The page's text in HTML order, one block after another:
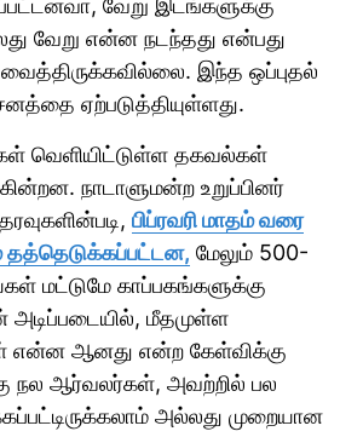
வேறு என்ன நடந்தது என்பது
வைத்திருக்கவில்லை. இந்த ஒப்புதல்
ஏற்படுத்தியுள்ளது.
வெளியிட்டுள்ள தகவல்கள்
நாடாளுமன்ற உறுப்பினர்
பிப்ரவரி மாதம் வரை
தத்தெடுக்கப்பட்டன, மேலும் 500-
மட்டுமே காப்பகங்களுக்கு
மீதமுள்ள
என்ன ஆனது என்ற கேள்விக்கு
நல ஆர்வலர்கள், அவற்றில் பல
அல்லது முறையான